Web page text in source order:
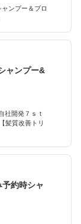
ンプー＆ブロ
ャンプー&
社開発７ｓｔ
髪質改善トリ
約時シャ